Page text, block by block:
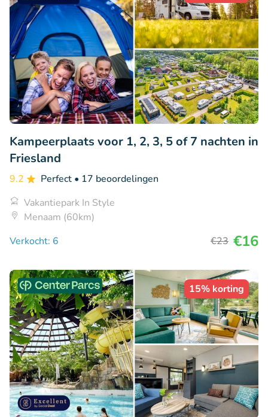
Kampeerplaats voor 1, 2, 3, 5 of 7 nachten in
Friesland
9.2 Perfect • 17 beoordelingen
Vakantiepark In Style
Menaam (60km)
Verkocht: 6
€23 €16
15% korting